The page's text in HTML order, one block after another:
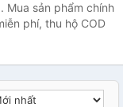
Mua sản phẩm chính
phí, thu hộ COD